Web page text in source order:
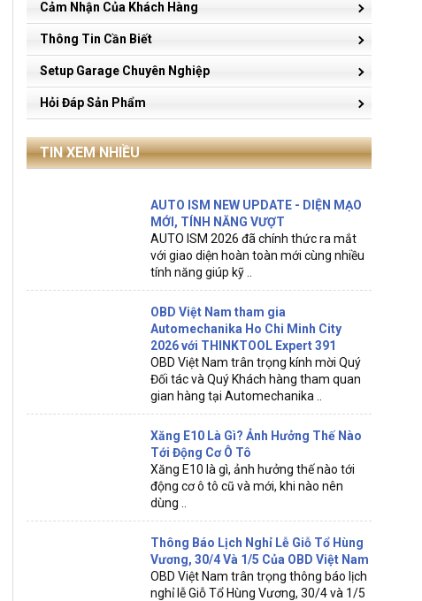
Cảm Nhận Của Khách Hàng
Thông Tin Cần Biết
Setup Garage Chuyên Nghiệp
Hỏi Đáp Sản Phẩm
TIN XEM NHIỀU
AUTO ISM NEW UPDATE - DIỆN MẠO
MỚI, TÍNH NĂNG VƯỢT
AUTO ISM 2026 đã chính thức ra mắt
với giao diện hoàn toàn mới cùng nhiều
tính năng giúp kỹ ..
OBD Việt Nam tham gia
Automechanika Ho Chi Minh City
2026 với THINKTOOL Expert 391
OBD Việt Nam trân trọng kính mời Quý
Đối tác và Quý Khách hàng tham quan
gian hàng tại Automechanika ..
Xăng E10 Là Gì? Ảnh Hưởng Thế Nào
Tới Động Cơ Ô Tô
Xăng E10 là gì, ảnh hưởng thế nào tới
động cơ ô tô cũ và mới, khi nào nên
dùng ..
Thông Báo Lịch Nghỉ Lễ Giỗ Tổ Hùng
Vương, 30/4 Và 1/5 Của OBD Việt Nam
OBD Việt Nam trân trọng thông báo lịch
nghỉ lễ Giỗ Tổ Hùng Vương, 30/4 và 1/5